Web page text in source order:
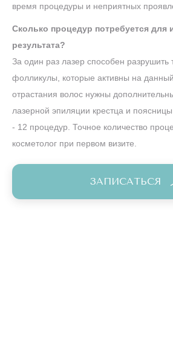
время процедуры и неприятных
Сколько процедур потребуется для
результата?
За один раз лазер способен разрушить
фолликулы, которые активны на
отрастания волос нужны
лазерной эпиляции крестца и
- 12 процедур. Точное количество
косметолог при первом визите.
ЗАПИСАТЬСЯ